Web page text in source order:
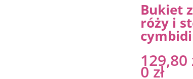
Bukiet
róży i
129,80
0zł